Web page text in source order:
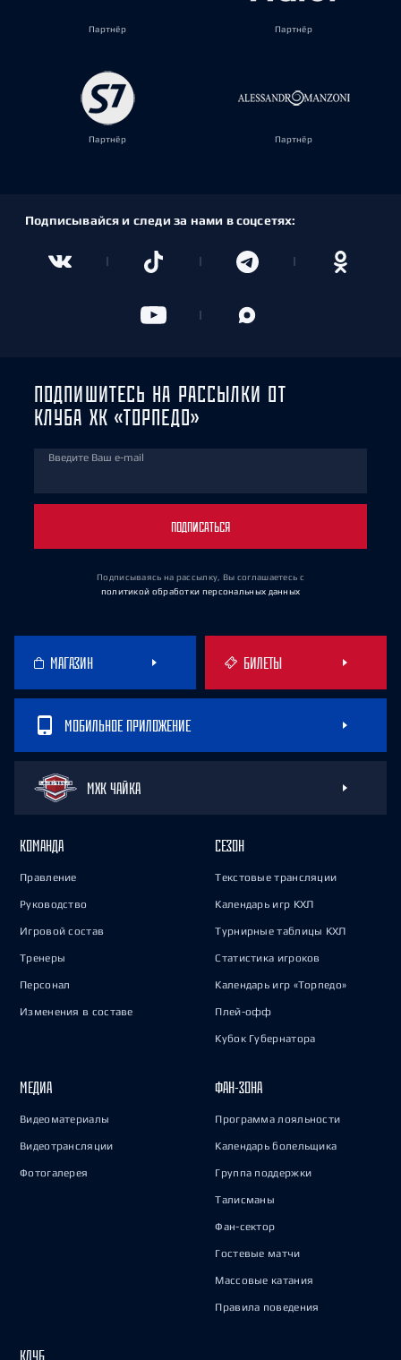
Партнёр Партнёр
Партнёр Партнёр
Подписывайся и следи за нами в соцсетях:
ПОДПИШИТЕСЬ НА РАССЫЛКИ ОТ
КЛУБА ХК «ТОРПЕДО»
Введите Ваш e-mail
ПОДПИСАТЬСЯ
Подписываясь на рассылку, Вы соглашаетесь с
политикой обработки персональных данных
МАГАЗИН БИЛЕТЫ
МОБИЛЬНОЕ ПРИЛОЖЕНИЕ
МХК ЧАЙКА
КОМАНДА
Правление
Руководство
Игровой состав
Тренеры
Персонал
Изменения в составе
СЕЗОН
Текстовые трансляции
Календарь игр КХЛ
Турнирные таблицы КХЛ
Статистика игроков
Календарь игр «Торпедо»
Плей-офф
Кубок Губернатора
МЕДИА
Видеоматериалы
Видеотрансляции
Фотогалерея
ФАН-ЗОНА
Программа лояльности
Календарь болельщика
Группа поддержки
Талисманы
Фан-сектор
Гостевые матчи
Массовые катания
Правила поведения
КЛУБ